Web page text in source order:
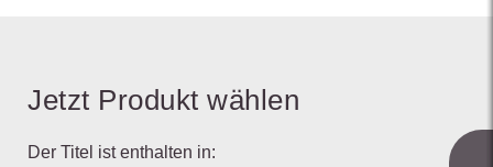
Jetzt Produkt wählen
Der Titel ist enthalten in: